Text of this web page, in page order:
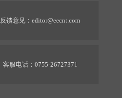
反馈意见： editor@eecnt.com
客服电话：0755-26727371